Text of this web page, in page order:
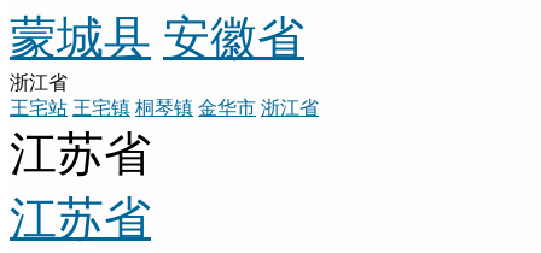
蒙城县 安徽省
浙江省
王宅站 王宅镇 桐琴镇 金华市 浙江省
江苏省
江苏省